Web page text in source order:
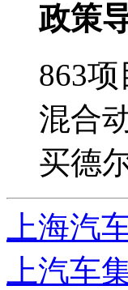
政策
863
混合
买德
上海汽
上汽车